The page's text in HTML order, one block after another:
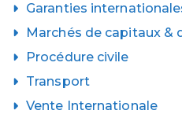
Garanties
Marchés de capitaux &
Procédure civile
Transport
Vente Internationale